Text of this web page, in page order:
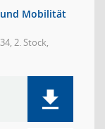
und Mobilität
2. Stock,